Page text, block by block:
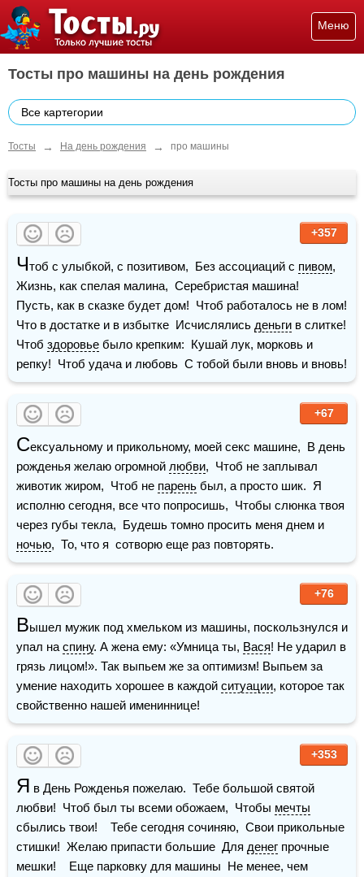
Меню
Тосты про машины на день рождения
Все картегории
Тосты → На день рождения → про машины
Тосты про машины на день рождения
+357
Чтоб с улыбкой, с позитивом,  Без ассоциаций с пивом,
Жизнь, как спелая малина,  Серебристая машина!
Пусть, как в сказке будет дом!  Чтоб работалось не в лом!
Что в достатке и в избытке  Исчислялись деньги в слитке!
Чтоб здоровье было крепким:  Кушай лук, морковь и
репку!  Чтоб удача и любовь  С тобой были вновь и вновь!
+67
Сексуальному и прикольному, моей секс машине,  В день
рожденья желаю огромной любви,  Чтоб не заплывал
животик жиром,  Чтоб не парень был, а просто шик.  Я
исполню сегодня, все что попросишь,  Чтобы слюнка твоя
ночью,  То, что я  сотворю еще раз повторять.
+76
Вышел мужик под хмельком из машины, поскользнулся и
упал на спину. А жена ему: «Умница ты, Вася! Не ударил в
грязь лицом!». Так выпьем же за оптимизм! Выпьем за
умение находить хорошее в каждой ситуации, которое так
свойственно нашей имениннице!
+353
Я в День Рожденья пожелаю.  Тебе большой святой
любви!  Чтоб был ты всеми обожаем,  Чтобы мечты
сбылись твои!    Тебе сегодня сочиняю,  Свои прикольные
стишки!  Желаю припасти большие  Для денег прочные